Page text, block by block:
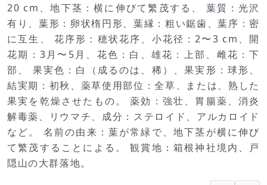
20 cm、地下茎：横に伸びて繁茂する、 葉質：光沢
有り、葉形：卵状楕円形、葉縁：粗い鋸歯、葉序：密
に互生、 花序形：穂状花序、小花径：2〜3 cm、開
花期：3月〜5月、花色：白、雄花：上部、雌花：下
部、 果実色：白（成るのは、稀）、果実形：球形、
結実期：初秋、薬草使用部位：全草、または、熟した
果実を乾燥させたもの。 薬効：強壮、胃腸薬、消炎
解毒薬、リウマチ、成分：ステロイド、アルカロイド
など。 名前の由来：葉が常緑で、地下茎が横に伸び
て繁茂することによる。 観賞地：箱根神社境内、戸
隠山の大群落地。